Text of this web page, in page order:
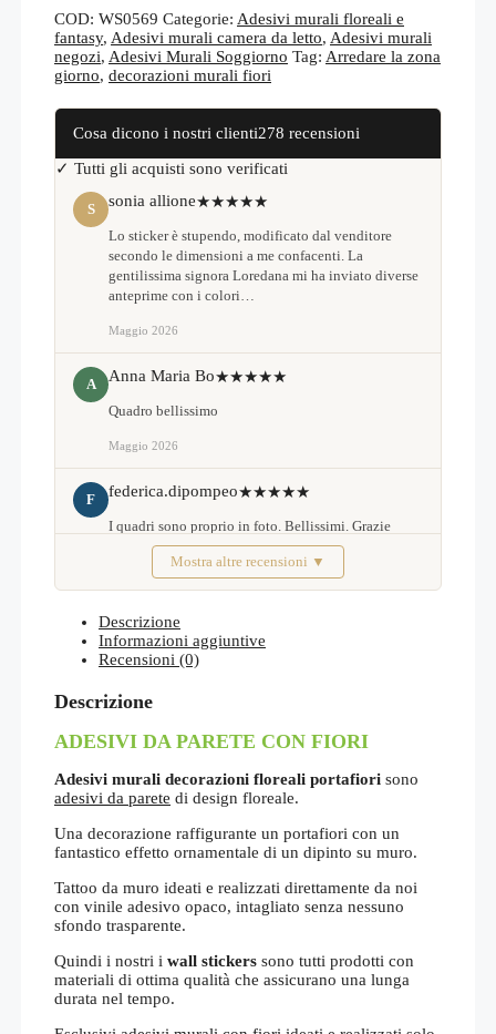
COD: WS0569 Categorie: Adesivi murali floreali e
fantasy, Adesivi murali camera da letto, Adesivi murali
negozi, Adesivi Murali Soggiorno Tag: Arredare la zona
giorno, decorazioni murali fiori
Cosa dicono i nostri clienti278 recensioni
✓ Tutti gli acquisti sono verificati
S sonia allione★★★★★
Lo sticker è stupendo, modificato dal venditore
secondo le dimensioni a me confacenti. La
gentilissima signora Loredana mi ha inviato diverse
anteprime con i colori…
Maggio 2026
A Anna Maria Bo★★★★★
Quadro bellissimo
Maggio 2026
F federica.dipompeo★★★★★
I quadri sono proprio in foto. Bellissimi. Grazie
Febbraio 2026Mostra altre recensioni ▼
Descrizione
Informazioni aggiuntive
Recensioni (0)
Descrizione
ADESIVI DA PARETE CON FIORI
Adesivi murali decorazioni floreali portafiori sono
adesivi da parete di design floreale.
Una decorazione raffigurante un portafiori con un
fantastico effetto ornamentale di un dipinto su muro.
Tattoo da muro ideati e realizzati direttamente da noi
con vinile adesivo opaco, intagliato senza nessuno
sfondo trasparente.
Quindi i nostri i wall stickers sono tutti prodotti con
materiali di ottima qualità che assicurano una lunga
durata nel tempo.